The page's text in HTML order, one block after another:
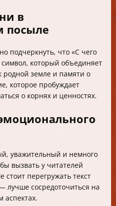
в
посыле
подчеркнуть, что «С чего
который объединяет
земле и памяти о
которое пробуждает
о корнях и ценностях.
уважительный и немного
вызвать у читателей
стоит перегружать текст
лучше сосредоточиться на
аспектах.